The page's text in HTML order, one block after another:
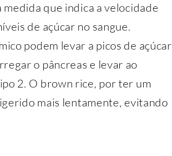
que indica a velocidade
de açúcar no sangue.
podem levar a picos de açúcar
o pâncreas e levar ao
2. O brown rice, por ter um
mais lentamente, evitando